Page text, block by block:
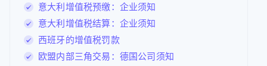
意大利增值税预缴：企业须知
意大利增值税结算：企业须知
西班牙的增值税罚款
欧盟内部三角交易：德国公司须知